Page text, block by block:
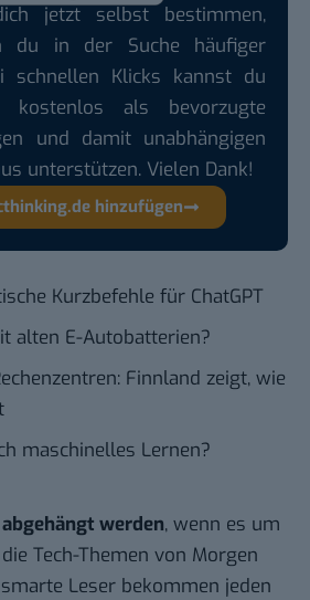
jetzt selbst bestimmen,
du in der Suche häufiger
schnellen Klicks kannst du
kostenlos als bevorzugte
und damit unabhängigen
unterstützen. Vielen Dank!
hinzufügen
Kurzbefehle für ChatGPT
alten E-Autobatterien?
Finnland zeigt, wie
maschinelles Lernen?
werden, wenn es um
Tech-Themen von Morgen
Leser bekommen jeden